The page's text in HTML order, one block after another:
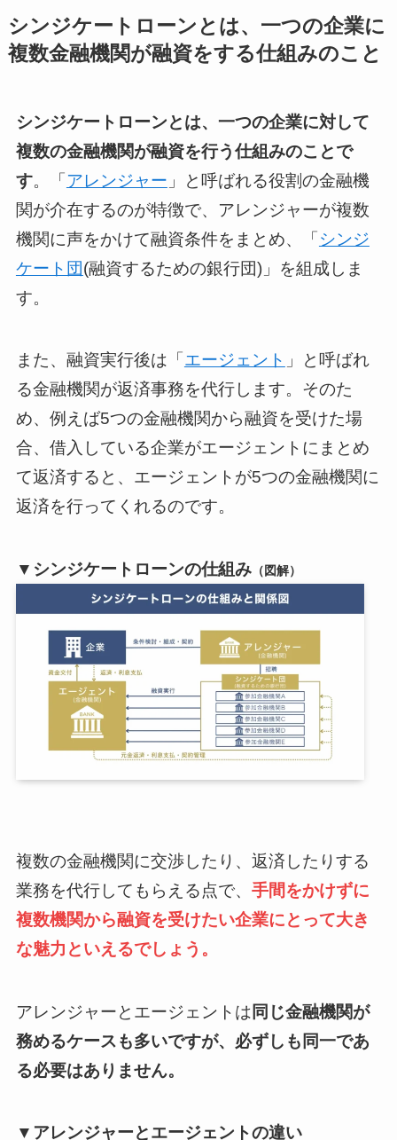
シンジケートローンとは、一つの企業に
複数金融機関が融資をする仕組みのこと
シンジケートローンとは、一つの企業に対して
複数の金融機関が融資を行う仕組みのことで
す。「アレンジャー 」と呼ばれる役割の金融機
関が介在するのが特徴で、アレンジャーが複数
機関に声をかけて融資条件をまとめ、「シンジ
ケート団(融資するための銀行団)」を組成しま
す。
また、融資実行後は「 エージェント 」と呼ばれ
る金融機関が返済事務を代行します。そのた
め、例えば5つの金融機関から融資を受けた場
合、借入している企業がエージェントにまとめ
て返済すると、エージェントが5つの金融機関に
返済を行ってくれるのです。
▼シンジケートローンの仕組み（図解）
複数の金融機関に交渉したり、返済したりする
業務を代行してもらえる点で、 手間をかけずに
複数機関から融資を受けたい企業にとって大き
な魅力といえるでしょう。
アレンジャーとエージェントは同じ金融機関が
務めるケースも多いですが、必ずしも同一であ
る必要はありません。
▼アレンジャーとエージェントの違い